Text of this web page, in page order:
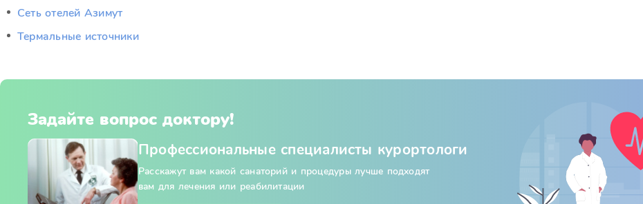
Сеть отелей Азимут
Термальные источники
Задайте вопрос доктору!
Профессиональные специалисты курортологи
Расскажут вам какой санаторий и процедуры лучше подходят
вам для лечения или реабилитации